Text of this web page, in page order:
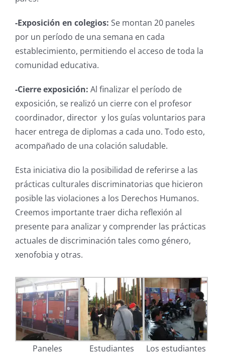
-Exposición en colegios: Se montan 20 paneles
por un período de una semana en cada
establecimiento, permitiendo el acceso de toda la
comunidad educativa.
-Cierre exposición: Al finalizar el período de
exposición, se realizó un cierre con el profesor
coordinador, director y los guías voluntarios para
hacer entrega de diplomas a cada uno. Todo esto,
acompañado de una colación saludable.
Esta iniciativa dio la posibilidad de referirse a las
prácticas culturales discriminatorias que hicieron
posible las violaciones a los Derechos Humanos.
Creemos importante traer dicha reflexión al
presente para analizar y comprender las prácticas
actuales de discriminación tales como género,
xenofobia y otras.
Paneles
Estudiantes
Los estudiantes